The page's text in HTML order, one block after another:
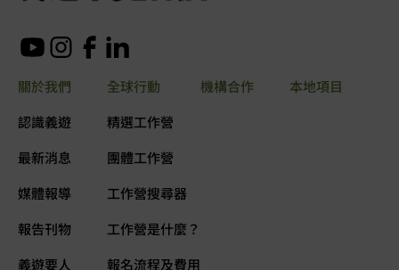
關於我們
認識義遊
最新消息
媒體報導
報告刊物
義遊要人
全球行動
精選工作營
團體工作營
工作營搜尋器
工作營是什麼？
報名流程及費用
本地項目
機構合作